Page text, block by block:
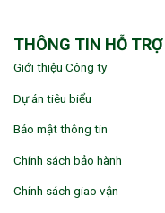
THÔNG TIN HỖ TRỢ
Giới thiệu Công ty
Dự án tiêu biểu
Bảo mật thông tin
Chính sách bảo hành
Chính sách giao vận